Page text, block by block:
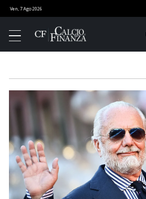
Ven, 7 Ago 2026